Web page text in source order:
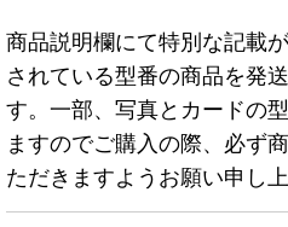
商品説明欄にて特別な記載
されている型番の商品を発
す。一部、写真とカードの
ますのでご購入の際、必ず
ただきますようお願い申し上